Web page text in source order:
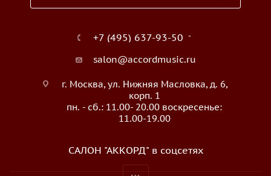
+7 (495) 637-93-50
salon@accordmusic.ru
г. Москва, ул. Нижняя Масловка, д. 6,
корп. 1
пн. - сб.: 11.00- 20.00 воскресенье:
11.00-19.00
САЛОН "АККОРД" в соцсетях